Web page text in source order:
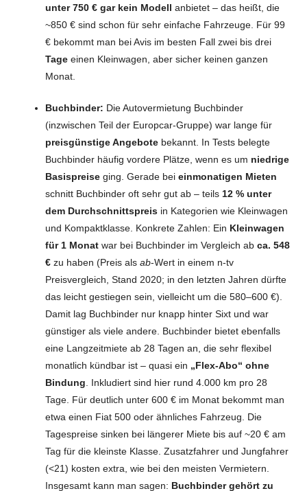
unter 750 € gar kein Modell anbietet – das heißt, die
~850 € sind schon für sehr einfache Fahrzeuge. Für 99
€ bekommt man bei Avis im besten Fall zwei bis drei
Tage einen Kleinwagen, aber sicher keinen ganzen
Monat.
Buchbinder: Die Autovermietung Buchbinder
(inzwischen Teil der Europcar-Gruppe) war lange für
preisgünstige Angebote bekannt. In Tests belegte
Buchbinder häufig vordere Plätze, wenn es um niedrige
Basispreise ging. Gerade bei einmonatigen Mieten
schnitt Buchbinder oft sehr gut ab – teils 12 % unter
dem Durchschnittspreis in Kategorien wie Kleinwagen
und Kompaktklasse. Konkrete Zahlen: Ein Kleinwagen
für 1 Monat war bei Buchbinder im Vergleich ab ca. 548
€ zu haben (Preis als ab-Wert in einem n-tv
Preisvergleich, Stand 2020; in den letzten Jahren dürfte
das leicht gestiegen sein, vielleicht um die 580–600 €).
Damit lag Buchbinder nur knapp hinter Sixt und war
günstiger als viele andere. Buchbinder bietet ebenfalls
eine Langzeitmiete ab 28 Tagen an, die sehr flexibel
monatlich kündbar ist – quasi ein „Flex-Abo“ ohne
Bindung . Inkludiert sind hier rund 4.000 km pro 28
Tage. Für deutlich unter 600 € im Monat bekommt man
etwa einen Fiat 500 oder ähnliches Fahrzeug. Die
Tagespreise sinken bei längerer Miete bis auf ~20 € am
Tag für die kleinste Klasse. Zusatzfahrer und Jungfahrer
(<21) kosten extra, wie bei den meisten Vermietern.
Insgesamt kann man sagen: Buchbinder gehört zu